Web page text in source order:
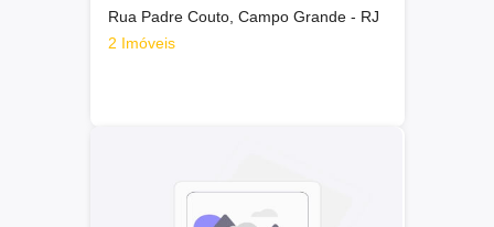
Rua Padre Couto, Campo Grande - RJ
2 Imóveis